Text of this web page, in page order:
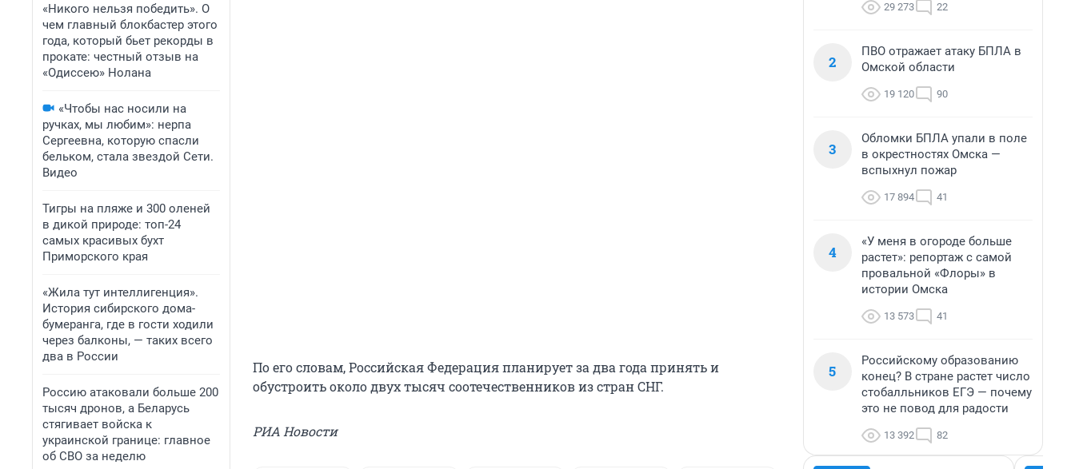
«Никого нельзя победить». О
чем главный блокбастер этого
года, который бьет рекорды в
прокате: честный отзыв на
«Одиссею» Нолана
«Чтобы нас носили на
ручках, мы любим»: нерпа
Сергеевна, которую спасли
бельком, стала звездой Сети.
Видео
Тигры на пляже и 300 оленей
в дикой природе: топ-24
самых красивых бухт
Приморского края
«Жила тут интеллигенция».
История сибирского дома-
бумеранга, где в гости ходили
через балконы, — таких всего
два в России
Россию атаковали больше 200
тысяч дронов, а Беларусь
стягивает войска к
украинской границе: главное
об СВО за неделю
По его словам, Российская Федерация планирует за два года принять и
обустроить около двух тысяч соотечественников из стран СНГ.
РИА Новости
29 273 22
2
ПВО отражает атаку БПЛА в
Омской области
19 120 90
3
Обломки БПЛА упали в поле
в окрестностях Омска —
вспыхнул пожар
17 894 41
4
«У меня в огороде больше
растет»: репортаж с самой
провальной «Флоры» в
истории Омска
13 573 41
5
Российскому образованию
конец? В стране растет число
стобалльников ЕГЭ — почему
это не повод для радости
13 392 82